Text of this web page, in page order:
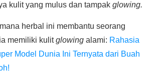
kulit yang mulus dan tampak glowing.
herbal ini membantu seorang
memiliki kulitglowing alami: Rahasia
Model Dunia Ini Ternyata dari Buah